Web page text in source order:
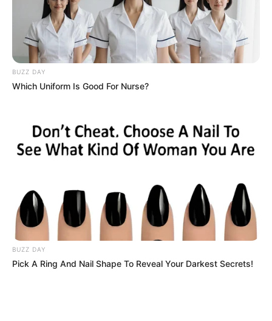
COMPARTIR
ALERTA BOGOTÁ EN GOOGLE NEWS
DESAPARECIDOS
DESAPARICIÓN DE MENORES DE EDAD
CAJICÁ, CUNDINAMARCA
INTERPOL
MANTÉNGASE EN ALERTA
Tenemos todas las noticias que le
interesan. Para estar bien informado, por
BUZZ DAY
Which Uniform Is Good For Nurse?
BUZZ DAY
Pick A Ring And Nail Shape To Reveal Your Darkest Secrets!